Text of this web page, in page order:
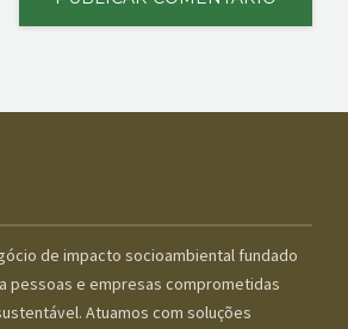
de impacto socioambiental fundado
pessoas e empresas comprometidas
Atuamos com soluções